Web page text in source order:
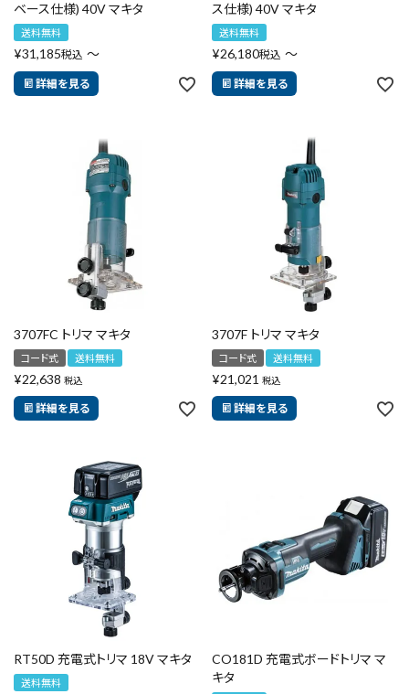
キーワードから探す
バンスト展示品
カテゴリーから探す ブランドから探す
価格から探す
円
在庫のない商品を表示しない
リセット この内容で検索
ベース仕様) 40V マキタ
送料無料
¥31,185税込 〜
詳細を見る
ス仕様) 40V マキタ
送料無料
¥26,180税込 〜
詳細を見る
3707FC トリマ マキタ
コード式 送料無料
¥22,638 税込
詳細を見る
3707F トリマ マキタ
コード式 送料無料
¥21,021 税込
詳細を見る
RT50D 充電式トリマ 18V マキタ
送料無料
CO181D 充電式ボードトリマ マ
キタ